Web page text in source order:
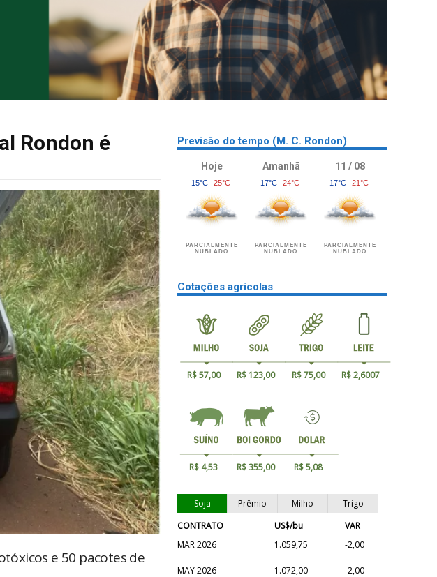
Rondon é
e 50 pacotes de
Previsão do tempo (M. C. Rondon)
Hoje
15°C 25°C
PARCIALMENTE
NUBLADO
Amanhã
17°C 24°C
PARCIALMENTE
NUBLADO
11 / 08
17°C 21°C
PARCIALMENTE
NUBLADO
Cotações agrícolas
R$ 57,00 R$ 123,00 R$ 75,00 R$ 2,6007
R$ 4,53 R$ 355,00 R$ 5,08
Soja Prêmio Milho
Trigo
CONTRATO
US$/bu
VAR
MAR 2026
1.059,75 -2,00
MAY 2026 1.072,00 -2,00